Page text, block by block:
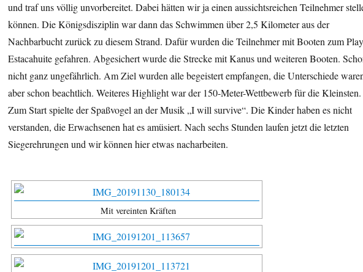
und traf uns völlig unvorbereitet. Dabei hätten wir ja einen aussichtsreichen Teilnehmer
können. Die Königsdisziplin war dann das Schwimmen über 2,5 Kilometer aus der
Nachbarbucht zurück zu diesem Strand. Dafür wurden die Teilnehmer mit Booten zum
Estacahuite gefahren. Abgesichert wurde die Strecke mit Kanus und weiteren Booten.
nicht ganz ungefährlich. Am Ziel wurden alle begeistert empfangen, die Unterschiede
aber schon beachtlich. Weiteres Highlight war der 150-Meter-Wettbewerb für die Kleinsten.
Zum Start spielte der Spaßvogel an der Musik „I will survive“. Die Kinder haben es nicht
verstanden, die Erwachsenen hat es amüsiert. Nach sechs Stunden laufen jetzt die letzten
Siegerehrungen und wir können hier etwas nacharbeiten.
Mit vereinten Kräften